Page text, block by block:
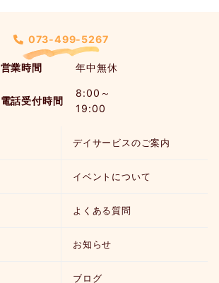
073-499-5267
営業時間 年中無休
電話受付時間
8:00～
19:00
デイサービスのご案内
イベントについて
よくある質問
お知らせ
ブログ